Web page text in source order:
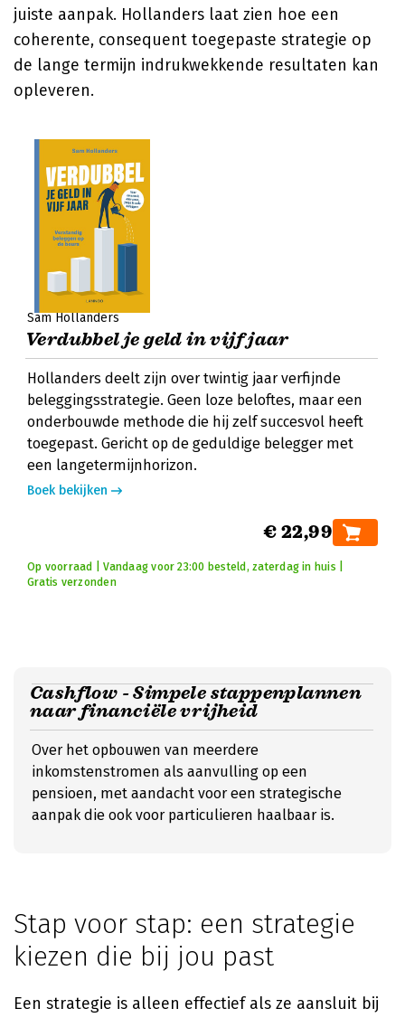
juiste aanpak. Hollanders laat zien hoe een
coherente, consequent toegepaste strategie op
de lange termijn indrukwekkende resultaten kan
opleveren.
Sam Hollanders
Verdubbel je geld in vijf jaar
Hollanders deelt zijn over twintig jaar verfijnde
beleggingsstrategie. Geen loze beloftes, maar een
onderbouwde methode die hij zelf succesvol heeft
toegepast. Gericht op de geduldige belegger met
een langetermijnhorizon.
Boek bekijken
€ 22,99
Op voorraad | Vandaag voor 23:00 besteld, zaterdag in huis |
Gratis verzonden
Cashflow - Simpele stappenplannen
naar financiële vrijheid
Over het opbouwen van meerdere
inkomstenstromen als aanvulling op een
pensioen, met aandacht voor een strategische
aanpak die ook voor particulieren haalbaar is.
Stap voor stap: een strategie
kiezen die bij jou past
Een strategie is alleen effectief als ze aansluit bij